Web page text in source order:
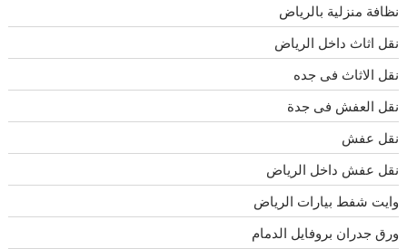
نظافة منزلية بالرياض
نقل اثاث داخل الرياض
نقل الاثاث فى جده
نقل العفش فى جدة
نقل عفش
نقل عفش داخل الرياض
وايت شفط بيارات الرياض
ورق جدران بروفايل الدمام